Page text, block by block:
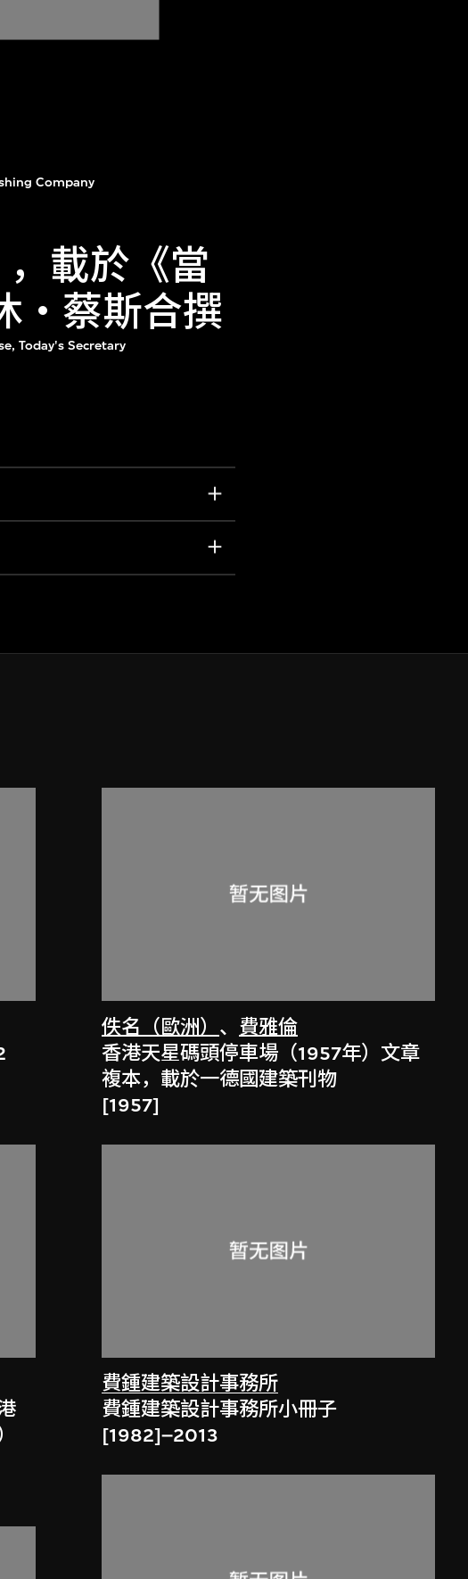
Company
，載於《當
‧蔡斯合撰
Today's Secretary
佚名（歐洲） 、 費雅倫
香港天星碼頭停車場（1957年）文章
複本，載於一德國建築刊物
[1957]
費鍾建築設計事務所
費鍾建築設計事務所小冊子
[1982]–2013